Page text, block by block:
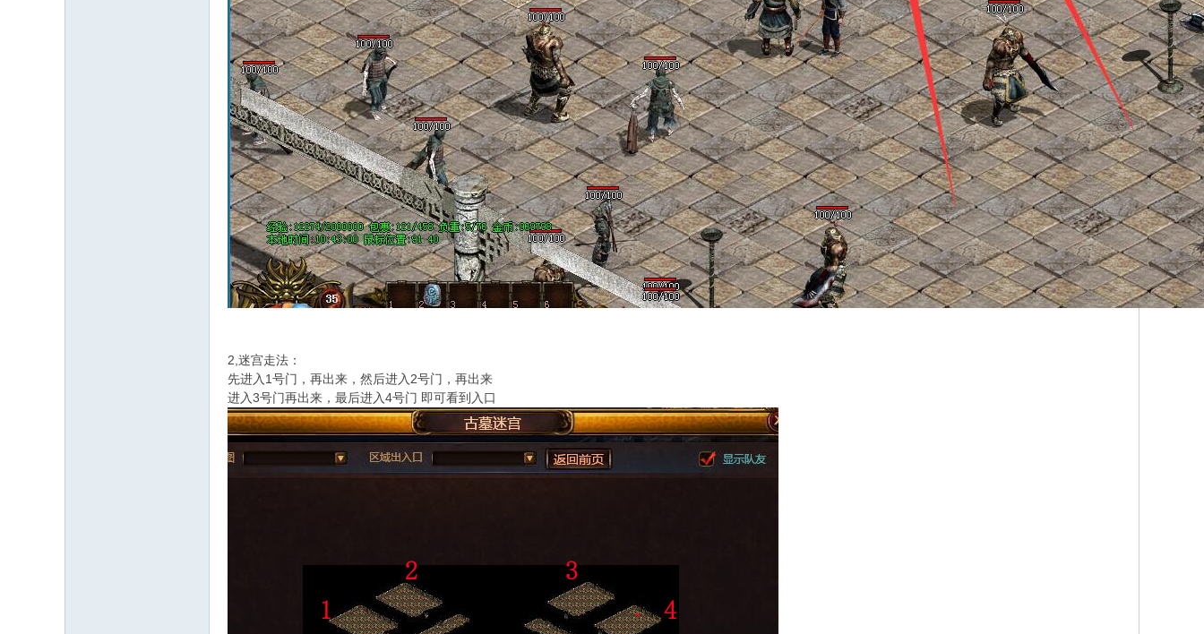
2,迷宫走法：
先进入1号门，再出来，然后进入2号门，再出来
进入3号门再出来，最后进入4号门 即可看到入口